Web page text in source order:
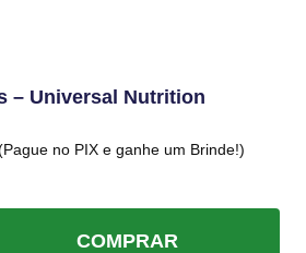
– Universal Nutrition
no PIX e ganhe um Brinde!)
COMPRAR